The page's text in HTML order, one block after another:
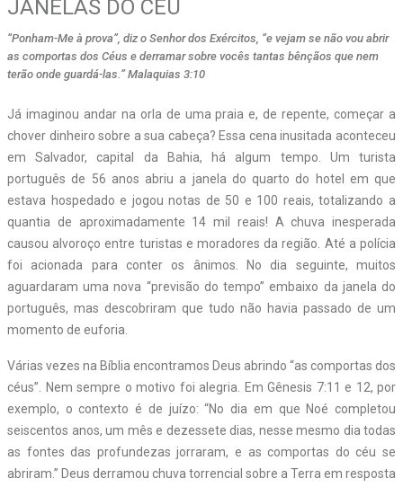
JANELAS DO CÉU
“Ponham-Me à prova”, diz o Senhor dos Exércitos, “e vejam se não vou abrir
as comportas dos Céus e derramar sobre vocês tantas bênçãos que nem
terão onde guardá-las.” Malaquias 3:10
Já imaginou andar na orla de uma praia e, de repente, começar a
chover dinheiro sobre a sua cabeça? Essa cena inusitada aconteceu
em Salvador, capital da Bahia, há algum tempo. Um turista
português de 56 anos abriu a janela do quarto do hotel em que
estava hospedado e jogou notas de 50 e 100 reais, totalizando a
quantia de aproximadamente 14 mil reais! A chuva inesperada
causou alvoroço entre turistas e moradores da região. Até a polícia
foi acionada para conter os ânimos. No dia seguinte, muitos
aguardaram uma nova “previsão do tempo” embaixo da janela do
português, mas descobriram que tudo não havia passado de um
momento de euforia.
Várias vezes na Bíblia encontramos Deus abrindo “as comportas dos
céus”. Nem sempre o motivo foi alegria. Em Gênesis 7:11 e 12, por
exemplo, o contexto é de juízo: “No dia em que Noé completou
seiscentos anos, um mês e dezessete dias, nesse mesmo dia todas
as fontes das profundezas jorraram, e as comportas do céu se
abriram.” Deus derramou chuva torrencial sobre a Terra em resposta